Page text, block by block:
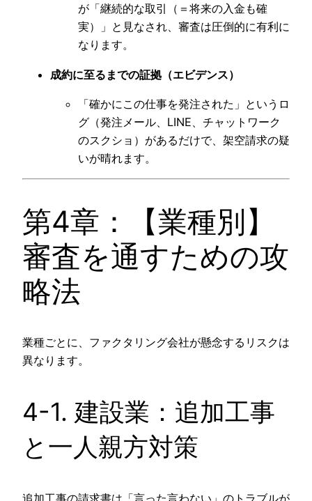
が「継続的な取引（＝将来の入金も確
実）」と見なされ、審査は圧倒的に有利に
なります。
成約に至るまでの証拠（エビデンス）
「確かにこの仕事を発注された」というロ
グ（発注メール、LINE、チャットワーク
のスクショ）があるだけで、架空請求の疑
いが晴れます。
第4章：【業種別】
審査を通すための攻
略法
業種ごとに、ファクタリング会社が懸念するリスクは
異なります。
4-1. 建設業：追加工事
と一人親方対策
追加工事の請求書は「言った言わない」のトラブルが